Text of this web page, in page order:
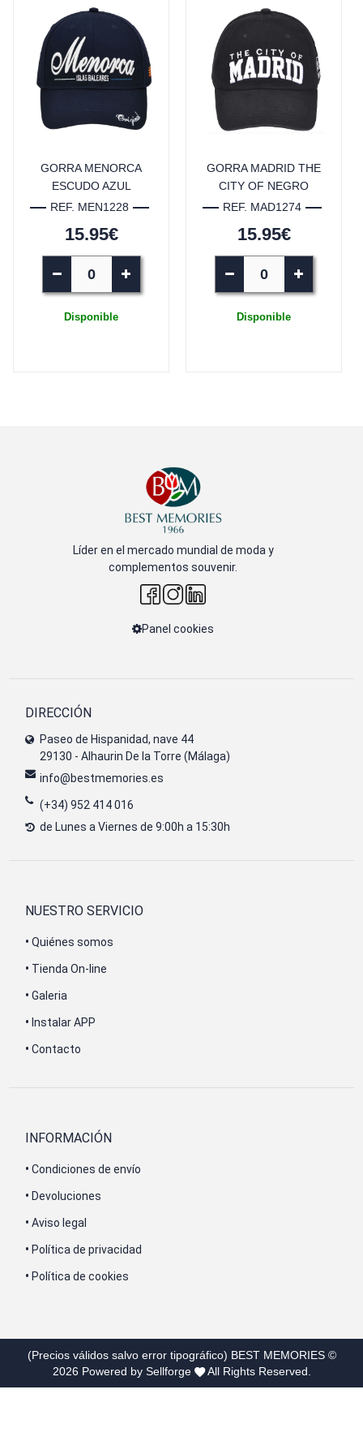
GORRA MENORCA
ESCUDO AZUL
REF. MEN1228
15.95€
Disponible
GORRA MADRID THE
CITY OF NEGRO
REF. MAD1274
15.95€
Disponible
Líder en el mercado mundial de moda y
complementos souvenir.
Panel cookies
DIRECCIÓN
Paseo de Hispanidad, nave 44
29130 - Alhaurin De la Torre (Málaga)
info@bestmemories.es
(+34) 952 414 016
de Lunes a Viernes de 9:00h a 15:30h
NUESTRO SERVICIO
• Quiénes somos
• Tienda On-line
• Galeria
• Instalar APP
• Contacto
INFORMACIÓN
• Condiciones de envío
• Devoluciones
• Aviso legal
• Política de privacidad
• Política de cookies
(Precios válidos salvo error tipográfico) BEST MEMORIES©
2026 Powered by Sellforge All Rights Reserved.